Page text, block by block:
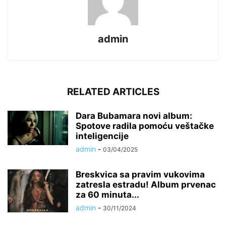
admin
RELATED ARTICLES
Dara Bubamara novi album:
Spotove radila pomoću veštačke
inteligencije
admin - 03/04/2025
Breskvica sa pravim vukovima
zatresla estradu! Album prvenac
za 60 minuta...
admin - 30/11/2024